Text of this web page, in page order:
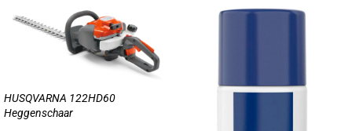
HUSQVARNA 122HD60
Heggenschaar